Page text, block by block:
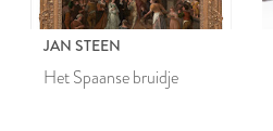
JAN STEEN
Het Spaanse bruidje